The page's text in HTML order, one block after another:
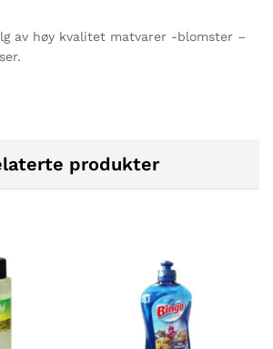
av høy kvalitet matvarer -blomster –
produkter